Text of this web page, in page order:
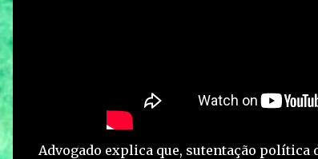
Advogado explica que, sutentação política